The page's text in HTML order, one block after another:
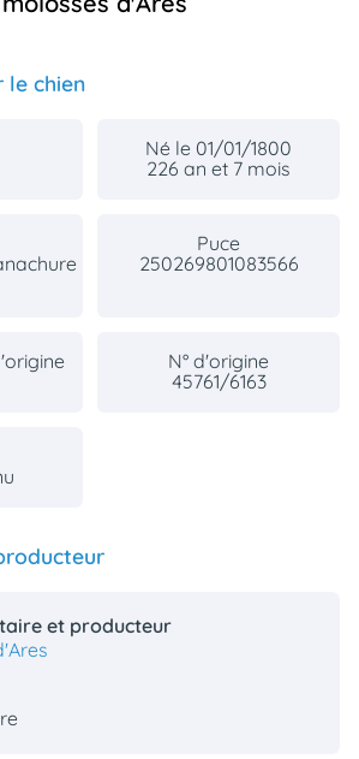
le chien
Né le 01/01/1800
226 an et 7 mois
Puce
250269801083566
N° d'origine
45761/6163
et producteur